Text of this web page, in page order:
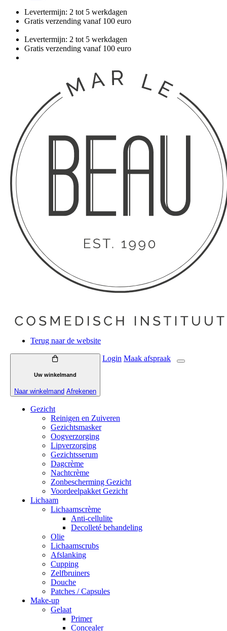
Levertermijn: 2 tot 5 werkdagen
Gratis verzending vanaf 100 euro
Levertermijn: 2 tot 5 werkdagen
Gratis verzending vanaf 100 euro
Terug naar de website
Uw winkelmand
Naar winkelmand Afrekenen
Login Maak afspraak
Gezicht
Reinigen en Zuiveren
Gezichtsmasker
Oogverzorging
Lipverzorging
Gezichtsserum
Dagcrème
Nachtcrème
Zonbescherming Gezicht
Voordeelpakket Gezicht
Lichaam
Lichaamscrème
Anti-cellulite
Decolleté behandeling
Olie
Lichaamscrubs
Afslanking
Cupping
Zelfbruiners
Douche
Patches / Capsules
Make-up
Gelaat
Primer
Concealer